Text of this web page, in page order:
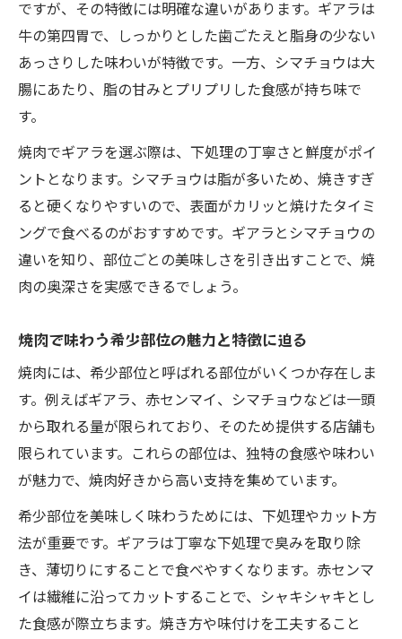
焼肉希少部位の栄養価や食感を知ろう
ですが、その特徴には明確な違いがあります。ギアラは
牛の第四胃で、しっかりとした歯ごたえと脂身の少ない
あっさりした味わいが特徴です。一方、シマチョウは大
腸にあたり、脂の甘みとプリプリした食感が持ち味で
す。
焼肉でギアラを選ぶ際は、下処理の丁寧さと鮮度がポイ
ントとなります。シマチョウは脂が多いため、焼きすぎ
ると硬くなりやすいので、表面がカリッと焼けたタイミ
ングで食べるのがおすすめです。ギアラとシマチョウの
違いを知り、部位ごとの美味しさを引き出すことで、焼
肉の奥深さを実感できるでしょう。
焼肉で味わう希少部位の魅力と特徴に迫る
焼肉には、希少部位と呼ばれる部位がいくつか存在しま
す。例えばギアラ、赤センマイ、シマチョウなどは一頭
から取れる量が限られており、そのため提供する店舗も
限られています。これらの部位は、独特の食感や味わい
が魅力で、焼肉好きから高い支持を集めています。
希少部位を美味しく味わうためには、下処理やカット方
法が重要です。ギアラは丁寧な下処理で臭みを取り除
き、薄切りにすることで食べやすくなります。赤センマ
イは繊維に沿ってカットすることで、シャキシャキとし
た食感が際立ちます。焼き方や味付けを工夫すること